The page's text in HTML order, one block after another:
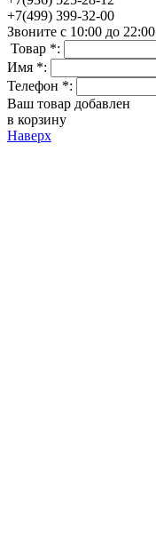
+7(499) 399-32-00
Звоните с 10:00 до 22:00
Товар *:
Имя *:
Телефон *:
Ваш товар добавлен
в корзину
Наверх